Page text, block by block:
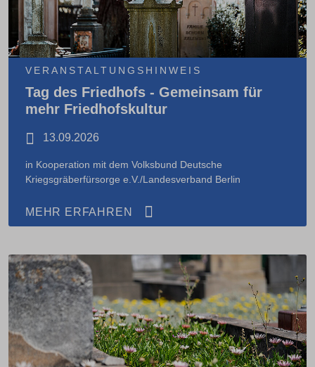
VERANSTALTUNGSHINWEIS
Tag des Friedhofs - Gemeinsam für
mehr Friedhofskultur
13.09.2026
in Kooperation mit dem Volksbund Deutsche
Kriegsgräberfürsorge e.V./Landesverband Berlin
MEHR ERFAHREN